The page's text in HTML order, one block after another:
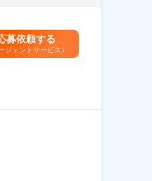
募依頼する
ジェントサービス）